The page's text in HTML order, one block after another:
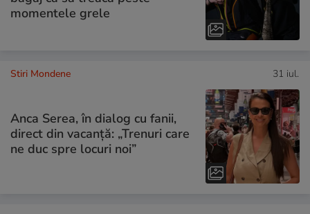
momentele grele
Stiri Mondene 31 iul.
Anca Serea, în dialog cu fanii,
direct din vacanță: „Trenuri care
ne duc spre locuri noi”